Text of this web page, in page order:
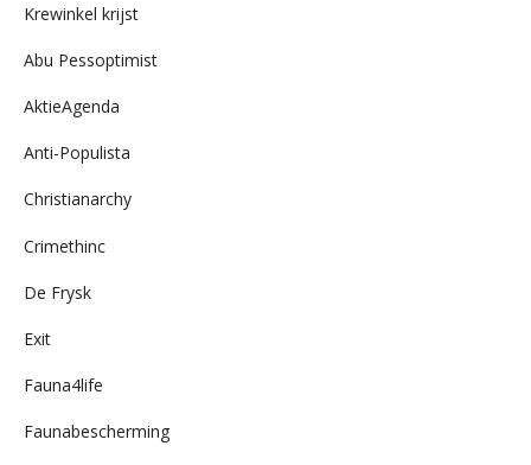
Krewinkel krijst
Abu Pessoptimist
AktieAgenda
Anti-Populista
Christianarchy
Crimethinc
De Frysk
Exit
Fauna4life
Faunabescherming